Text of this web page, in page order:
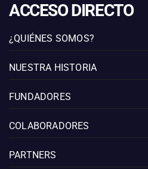
ACCESO DIRECTO
¿QUIÉNES SOMOS?
NUESTRA HISTORIA
FUNDADORES
COLABORADORES
PARTNERS